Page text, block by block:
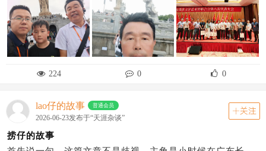
224 0 0
lao仔的故事 普通会员
2026-06-23发布于“天涯杂谈”
关注
捞仔的故事